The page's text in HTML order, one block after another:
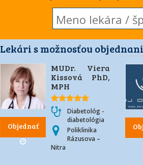
Lekári s možnosťou
Objednať
MUDr. Viera
Kissová PhD,
MPH
Diabetológ -
diabetológia
Poliklinika
Rázusova –
Nitra